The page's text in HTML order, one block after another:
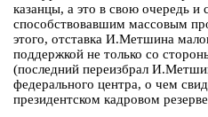
казанцы, а это в свою очередь и
способствовавшим массовым
этого, отставка И.Метшина
поддержкой не только со
(последний переизбрал
федерального центра, о чем
президентском кадровом